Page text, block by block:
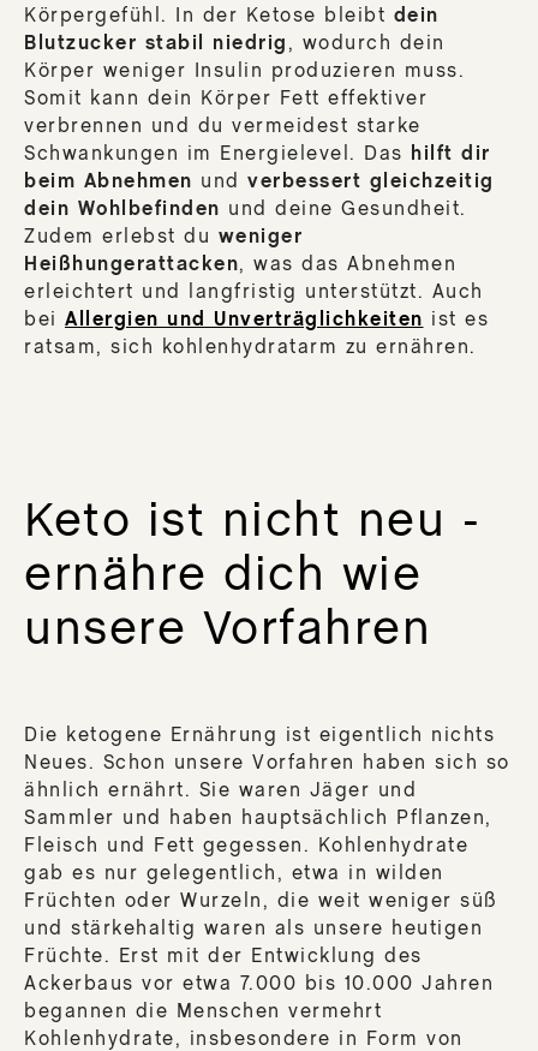
Körpergefühl. In der Ketose bleibt dein
Blutzucker stabil niedrig , wodurch dein
Körper weniger Insulin produzieren muss.
Somit kann dein Körper Fett effektiver
verbrennen und du vermeidest starke
Schwankungen im Energielevel. Das hilft dir
beim Abnehmen und verbessert gleichzeitig
dein Wohlbefinden und deine Gesundheit.
Zudem erlebst du weniger
Heißhungerattacken, was das Abnehmen
erleichtert und langfristig unterstützt. Auch
bei Allergien und Unverträglichkeiten ist es
ratsam, sich kohlenhydratarm zu ernähren.
Keto ist nicht neu -
ernähre dich wie
unsere Vorfahren
Die ketogene Ernährung ist eigentlich nichts
Neues. Schon unsere Vorfahren haben sich so
ähnlich ernährt. Sie waren Jäger und
Sammler und haben hauptsächlich Pflanzen,
Fleisch und Fett gegessen. Kohlenhydrate
gab es nur gelegentlich, etwa in wilden
Früchten oder Wurzeln, die weit weniger süß
und stärkehaltig waren als unsere heutigen
Früchte. Erst mit der Entwicklung des
Ackerbaus vor etwa 7.000 bis 10.000 Jahren
begannen die Menschen vermehrt
Kohlenhydrate, insbesondere in Form von